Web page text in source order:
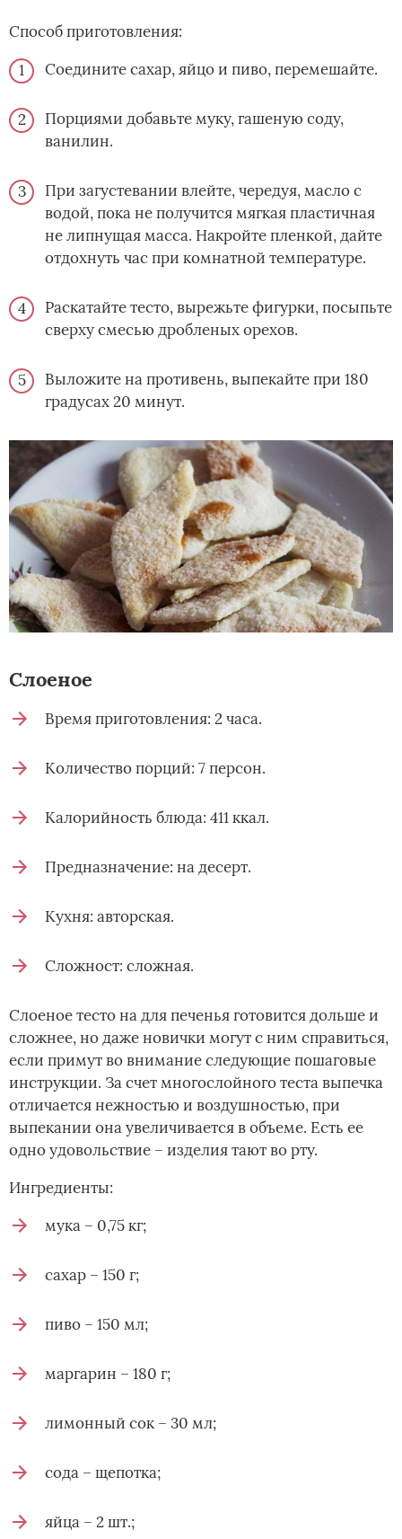
Способ приготовления:
Соедините сахар, яйцо и пиво, перемешайте.
Порциями добавьте муку, гашеную соду,
ванилин.
При загустевании влейте, чередуя, масло с
водой, пока не получится мягкая пластичная
не липнущая масса. Накройте пленкой, дайте
отдохнуть час при комнатной температуре.
Раскатайте тесто, вырежьте фигурки, посыпьте
сверху смесью дробленых орехов.
Выложите на противень, выпекайте при 180
градусах 20 минут.
Слоеное­
Время приготовления: 2 часа.
Количество порций: 7 персон.
Калорийность блюда: 411 ккал.
Предназначение: на десерт.
Кухня: авторская.
Сложност: сложная.
Слоеное тесто на для печенья готовится дольше и
сложнее, но даже новички могут с ним справиться,
если примут во внимание следующие пошаговые
инструкции. За счет многослойного теста выпечка
отличается нежностью и воздушностью, при
выпекании она увеличивается в объеме. Есть ее
одно удовольствие – изделия тают во рту.
Ингредиенты:
мука – 0,75 кг;
сахар – 150 г;
пиво – 150 мл;
маргарин – 180 г;
лимонный сок – 30 мл;
сода – щепотка;
яйца – 2 шт.;